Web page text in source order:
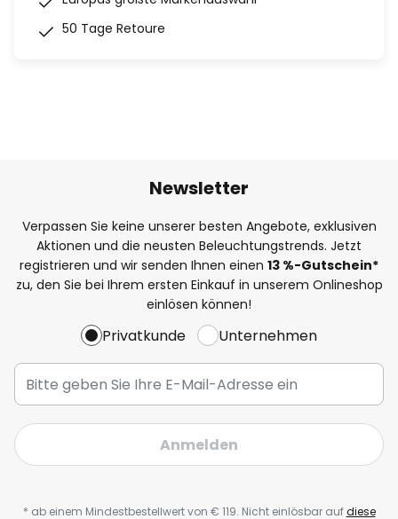
50 Tage Retoure
Newsletter
Verpassen Sie keine unserer besten Angebote, exklusiven
Aktionen und die neusten Beleuchtungstrends. Jetzt
registrieren und wir senden Ihnen einen 13 %-Gutschein*
zu, den Sie bei Ihrem ersten Einkauf in unserem Onlineshop
einlösen können!
Privatkunde Unternehmen
Anmelden
* ab einem Mindestbestellwert von € 119. Nicht einlösbar aufdiese